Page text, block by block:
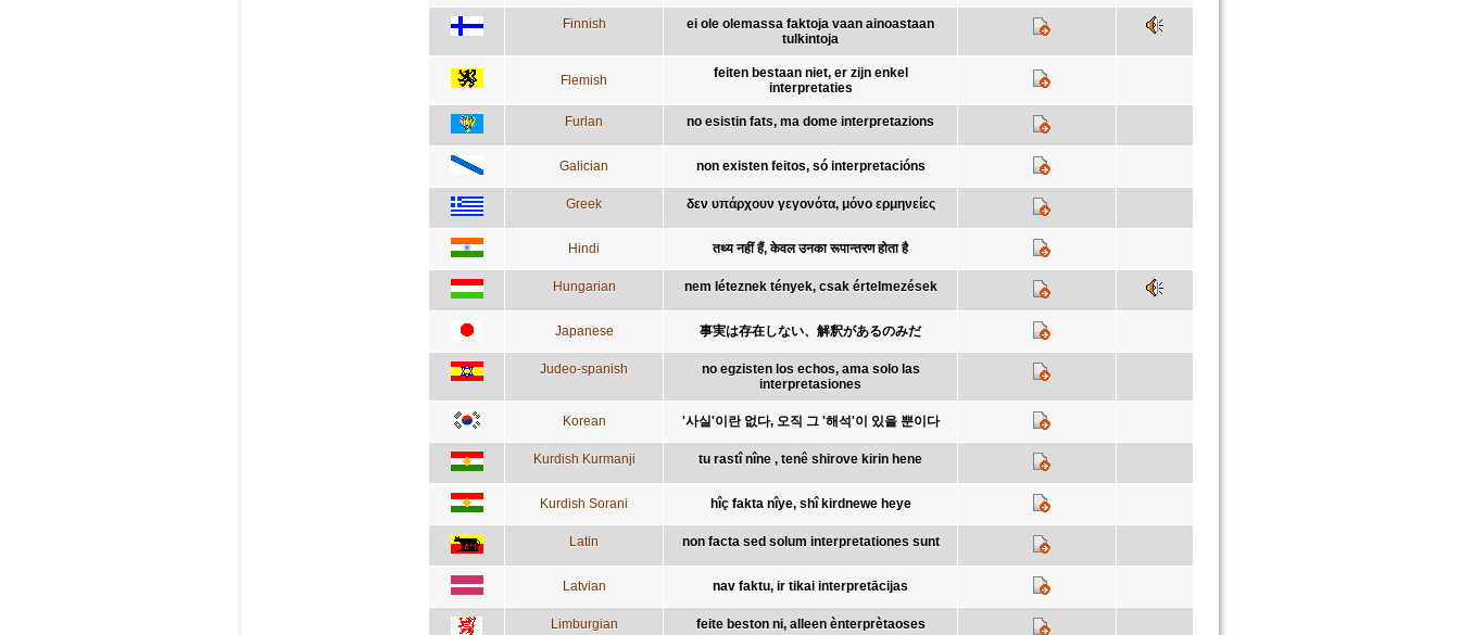
Finnish
ei ole olemassa faktoja vaan ainoastaan
tulkintoja
Flemish
feiten bestaan niet, er zijn enkel
interpretaties
Furlan no esistin fats, ma dome interpretazions
Galician non existen feitos, só interpretacións
Greek δεν υπάρχουν γεγονότα, μόνο ερμηνείες
Hindi तथ्य नहीं हैं, केवल उनका रूपान्तरण होता है
Hungarian nem léteznek tények, csak értelmezések
Japanese 事実は存在しない、解釈があるのみだ
Judeo-spanish
no egzisten los echos, ama solo las
interpretasiones
Korean '사실'이란 없다, 오직 그 '해석'이 있을 뿐이다
Kurdish Kurmanji tu rastî nîne , tenê shirove kirin hene
Kurdish Sorani hîç fakta nîye, shî kirdnewe heye
Latin non facta sed solum interpretationes sunt
Latvian nav faktu, ir tikai interpretācijas
Limburgian feite beston ni, alleen ènterprètaoses